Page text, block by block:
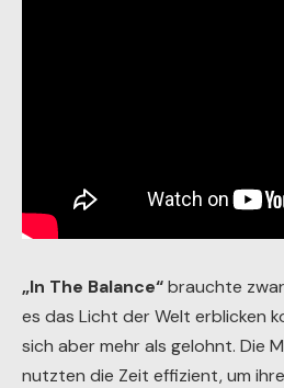
„In The Balance“brauchte
es das Licht der Welt erblicken
sich aber mehr als gelohnt. Die
nutzten die Zeit effizient, um